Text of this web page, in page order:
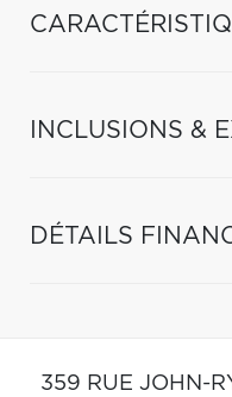
INCLUSIONS &
DÉTAILS
359 RUE JOHN-